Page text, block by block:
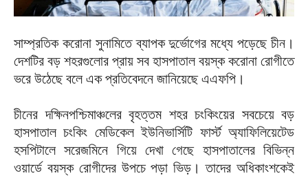
সাম্প্রতিক করোনা সুনামিতে ব্যাপক দুর্ভোগের মধ্যে পড়েছে চীন।
দেশটির বড় শহরগুলোর প্রায় সব হাসপাতাল বয়স্ক করোনা রোগীতে
ভরে উঠেছে বলে এক প্রতিবেদনে জানিয়েছে এএফপি।
চীনের দক্ষিনপশ্চিমাঞ্চলের বৃহত্তম শহর চংকিংয়ের সবচেয়ে বড়
হাসপাতাল চংকিং মেডিকেল ইউনিভার্সিটি ফার্স্ট অ্যাফিলিয়েটেড
হসপিটালে সরেজমিনে গিয়ে দেখা গেছে হাসপাতালের বিভিন্ন
ওয়ার্ডে বয়স্ক রোগীদের উপচে পড়া ভিড়। তাদের অধিকাংশকেই